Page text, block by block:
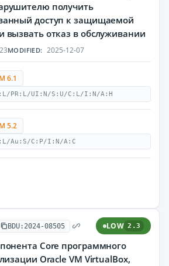
получить
доступ к защищаемой
отказ в обслуживании
MODIFIED: 2025-12-07
6.1
PR:L/UI:N/S:U/C:L/I:N/A:H
5.2
Au:S/C:P/I:N/A:C
BDU:2024-08505 LOW 2.3
Core программного
Oracle VM VirtualBox,